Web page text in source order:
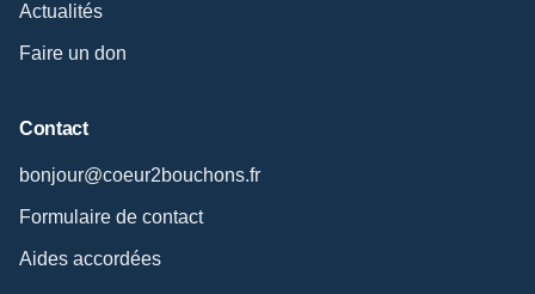
Actualités
Faire un don
Contact
bonjour@coeur2bouchons.fr
Formulaire de contact
Aides accordées